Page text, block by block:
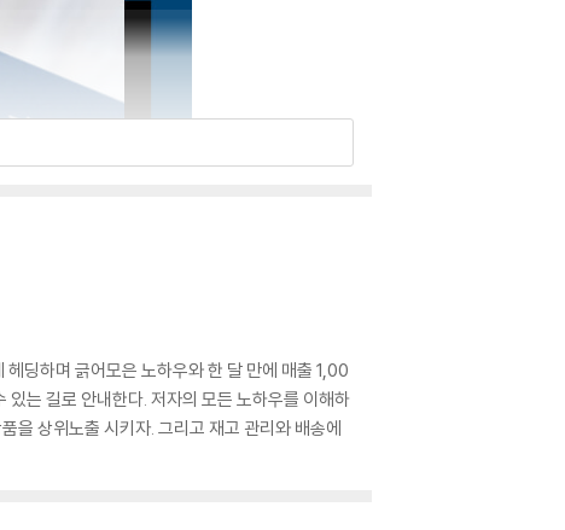
딩하며 긁어모은 노하우와 한 달 만에 매출 1,00
있는 길로 안내한다. 저자의 모든 노하우를 이해하
을 상위노출 시키자. 그리고 재고 관리와 배송에